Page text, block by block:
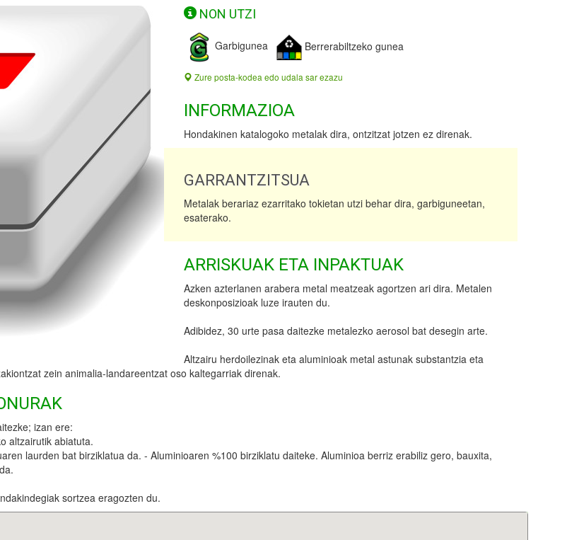
NON UTZI
Garbigunea Berrerabiltzeko gunea
Zure posta-kodea edo udala sar ezazu
INFORMAZIOA
Hondakinen katalogoko metalak dira, ontzitzat jotzen ez direnak.
GARRANTZITSUA
Metalak berariaz ezarritako tokietan utzi behar dira, garbiguneetan,
esaterako.
ARRISKUAK ETA INPAKTUAK
Azken azterlanen arabera metal meatzeak agortzen ari dira. Metalen
deskonposizioak luze irauten du.
Adibidez, 30 urte pasa daitezke metalezko aerosol bat desegin arte.
Altzairu herdoilezinak eta aluminioak metal astunak substantzia eta
zein animalia-landareentzat oso kaltegarriak direnak.
izan ere:
altzairutik abiatuta.
laurden bat birziklatua da. - Aluminioaren %100 birziklatu daiteke. Aluminioa berriz erabiliz gero, bauxita,
sortzea eragozten du.